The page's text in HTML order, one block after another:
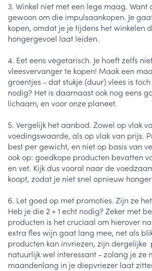
3. Winkel niet met een lege maag.
gewoon om die impulsaankopen. Je
kopen, omdat je je tijdens het winkelen
hongergevoel laat leiden.
4. Eet eens vegetarisch. Je hoeft zelfs
vleesvervanger te kopen! Maak een
groentjes - dat stukje (duur) vlees is
nodig? Het is daarnaast ook nog eens
lichaam, en voor onze planeet.
5. Vergelijk het aanbod. Zowel op vlak
voedingswaarde, als op vlak van prijs.
best per gewicht, en niet op basis van
ook op: goedkope producten bevatten
en vet. Kijk dus vooral naar de
koopt, zodat je niet snel opnieuw
6. Let goed op met promoties. Zijn ze
Heb je die 2 + 1 echt nodig? Zeker met
producten is het cruciaal om hierover
extra fles wijn gaat lang mee, net als
producten kan invriezen, zijn dergelijke
natuurlijk wel interessant - zolang je ze
maandenlang in je diepvriezer laat